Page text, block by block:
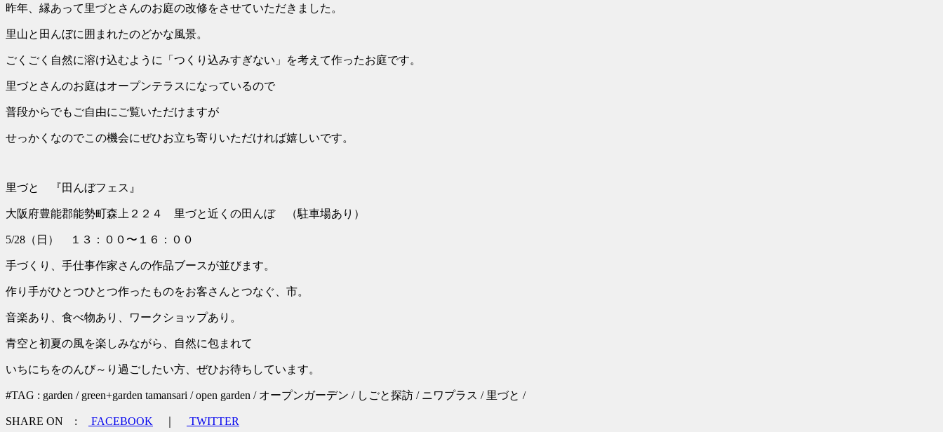
昨年、縁あって里づとさんのお庭の改修をさせていただきました。
里山と田んぼに囲まれたのどかな風景。
ごくごく自然に溶け込むように「つくり込みすぎない」を考えて作ったお庭です。
里づとさんのお庭はオープンテラスになっているので
普段からでもご自由にご覧いただけますが
せっかくなのでこの機会にぜひお立ち寄りいただければ嬉しいです。
里づと 『田んぼフェス』
大阪府豊能郡能勢町森上２２４ 里づと近くの田んぼ （駐車場あり）
5/28（日） １３：００〜１６：００
手づくり、手仕事作家さんの作品ブースが並びます。
作り手がひとつひとつ作ったものをお客さんとつなぐ、市。
音楽あり、食べ物あり、ワークショップあり。
青空と初夏の風を楽しみながら、自然に包まれて
いちにちをのんび～り過ごしたい方、ぜひお待ちしています。
#TAG : garden / green+garden tamansari / open garden / オープンガーデン / しごと探訪 / ニワプラス / 里づと /
SHARE ON : FACEBOOK TWITTER